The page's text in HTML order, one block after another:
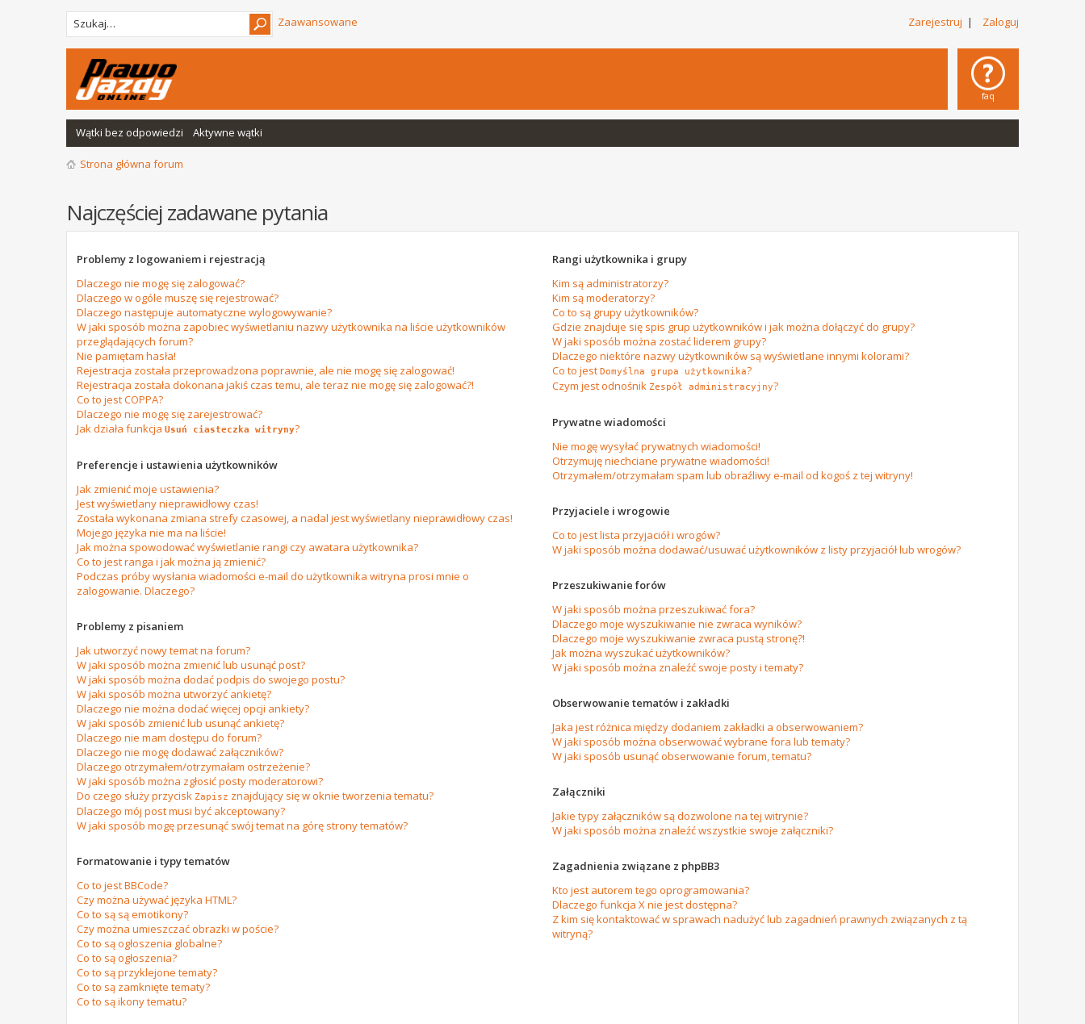
Zarejestruj | Zaloguj
Zaawansowane
faq
Wątki bez odpowiedzi Aktywne wątki
Strona główna forum
Najczęściej zadawane pytania
Problemy z logowaniem i rejestracją
Dlaczego nie mogę się zalogować?
Dlaczego w ogóle muszę się rejestrować?
Dlaczego następuje automatyczne wylogowywanie?
W jaki sposób można zapobiec wyświetlaniu nazwy użytkownika na liście użytkowników
przeglądających forum?
Nie pamiętam hasła!
Rejestracja została przeprowadzona poprawnie, ale nie mogę się zalogować!
Rejestracja została dokonana jakiś czas temu, ale teraz nie mogę się zalogować?!
Co to jest COPPA?
Dlaczego nie mogę się zarejestrować?
Jak działa funkcja Usuń ciasteczka witryny?
Preferencje i ustawienia użytkowników
Jak zmienić moje ustawienia?
Jest wyświetlany nieprawidłowy czas!
Została wykonana zmiana strefy czasowej, a nadal jest wyświetlany nieprawidłowy czas!
Mojego języka nie ma na liście!
Jak można spowodować wyświetlanie rangi czy awatara użytkownika?
Co to jest ranga i jak można ją zmienić?
Podczas próby wysłania wiadomości e-mail do użytkownika witryna prosi mnie o
zalogowanie. Dlaczego?
Problemy z pisaniem
Jak utworzyć nowy temat na forum?
W jaki sposób można zmienić lub usunąć post?
W jaki sposób można dodać podpis do swojego postu?
W jaki sposób można utworzyć ankietę?
Dlaczego nie można dodać więcej opcji ankiety?
W jaki sposób zmienić lub usunąć ankietę?
Dlaczego nie mam dostępu do forum?
Dlaczego nie mogę dodawać załączników?
Dlaczego otrzymałem/otrzymałam ostrzeżenie?
W jaki sposób można zgłosić posty moderatorowi?
Do czego służy przycisk Zapisz znajdujący się w oknie tworzenia tematu?
Dlaczego mój post musi być akceptowany?
W jaki sposób mogę przesunąć swój temat na górę strony tematów?
Formatowanie i typy tematów
Co to jest BBCode?
Czy można używać języka HTML?
Co to są są emotikony?
Czy można umieszczać obrazki w poście?
Co to są ogłoszenia globalne?
Co to są ogłoszenia?
Co to są przyklejone tematy?
Co to są zamknięte tematy?
Co to są ikony tematu?
Rangi użytkownika i grupy
Kim są administratorzy?
Kim są moderatorzy?
Co to są grupy użytkowników?
Gdzie znajduje się spis grup użytkowników i jak można dołączyć do grupy?
W jaki sposób można zostać liderem grupy?
Dlaczego niektóre nazwy użytkowników są wyświetlane innymi kolorami?
Co to jest Domyślna grupa użytkownika?
Czym jest odnośnik Zespół administracyjny?
Prywatne wiadomości
Nie mogę wysyłać prywatnych wiadomości!
Otrzymuję niechciane prywatne wiadomości!
Otrzymałem/otrzymałam spam lub obraźliwy e-mail od kogoś z tej witryny!
Przyjaciele i wrogowie
Co to jest lista przyjaciół i wrogów?
W jaki sposób można dodawać/usuwać użytkowników z listy przyjaciół lub wrogów?
Przeszukiwanie forów
W jaki sposób można przeszukiwać fora?
Dlaczego moje wyszukiwanie nie zwraca wyników?
Dlaczego moje wyszukiwanie zwraca pustą stronę?!
Jak można wyszukać użytkowników?
W jaki sposób można znaleźć swoje posty i tematy?
Obserwowanie tematów i zakładki
Jaka jest różnica między dodaniem zakładki a obserwowaniem?
W jaki sposób można obserwować wybrane fora lub tematy?
W jaki sposób usunąć obserwowanie forum, tematu?
Załączniki
Jakie typy załączników są dozwolone na tej witrynie?
W jaki sposób można znaleźć wszystkie swoje załączniki?
Zagadnienia związane z phpBB3
Kto jest autorem tego oprogramowania?
Dlaczego funkcja X nie jest dostępna?
Z kim się kontaktować w sprawach nadużyć lub zagadnień prawnych związanych z tą
witryną?